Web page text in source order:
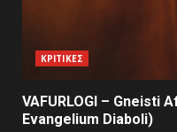
ΚΡΙΤΙΚΕΣ
VAFURLOGI – Gneisti
Evangelium Diaboli)